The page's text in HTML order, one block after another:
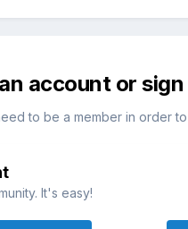
account or
to be a member in order
It's easy!